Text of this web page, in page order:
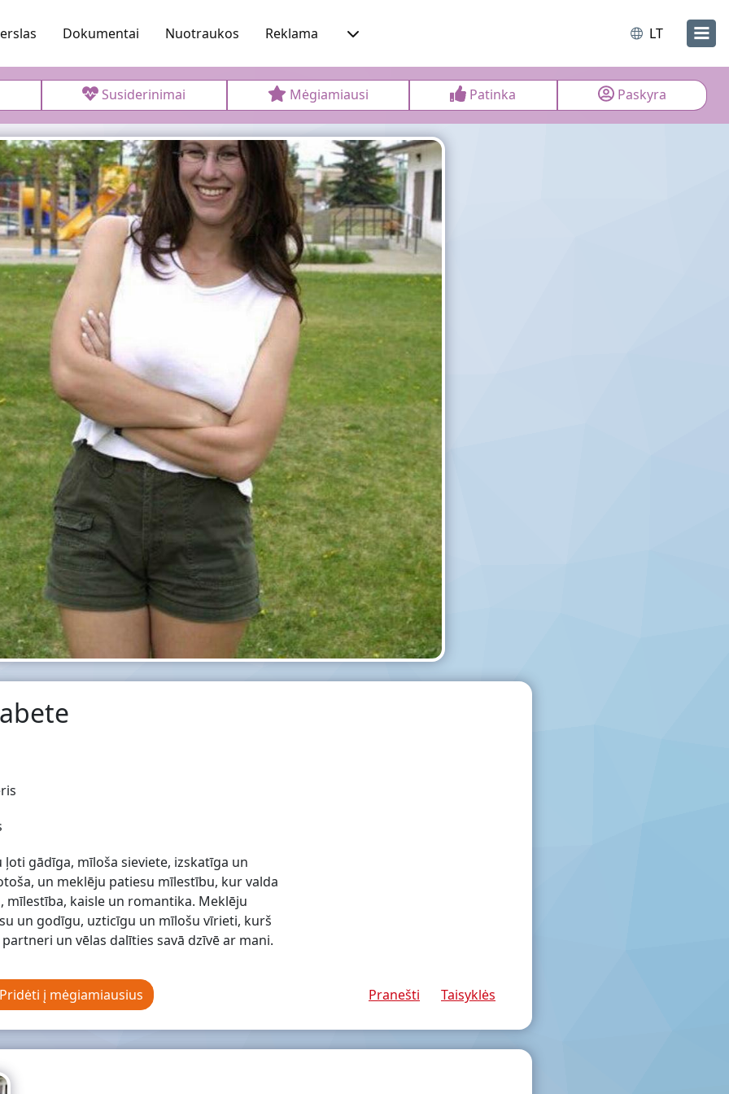
Dokumentai Nuotraukos Reklama LT
Susiderinimai Mėgiamiausi Patinka Paskyra
ļoti gādīga, mīloša sieviete, izskatīga un
un meklēju patiesu mīlestību, kur valda
mīlestība, kaisle un romantika. Meklēju
un godīgu, uzticīgu un mīlošu vīrieti, kurš
partneri un vēlas dalīties savā dzīvē ar mani.
Pridėti į mėgiamiausius Pranešti Taisyklės